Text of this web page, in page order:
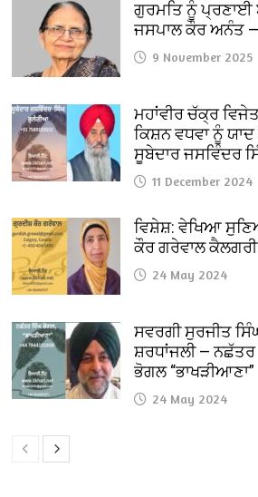
ਗੁਰਮਤਿ ਨੂੰ ਪ੍ਰਣਾਈ
ਜਸਪਾਲ ਕੌਰ ਅਨੰਤ
9 November 2025
ਮਹਾਂਵੀਰ ਚੱਕ੍ਰ
ਕਿਸ਼ਨ ਵਧਵਾ ਨੂੰ
ਸੂਬੇਦਾਰ ਜਸਵਿੰਦਰ
11 December 2024
ਵਿਸ਼ੇਸ਼: ਵੇਖਿਆ
ਕੌਰ ਗਰੇਵਾਲ ਕੈਲਗਰੀ
24 May 2024
ਸਵਰਗੀ ਸੁਰਜੀਤ
ਸ਼ਰਧਾਂਜਲੀ —
ਭੋਗਲ “ਭਾਖੜੀਆਣਾ”
24 May 2024